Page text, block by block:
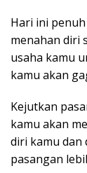
Hari ini
menahan diri
usaha kamu
kamu akan
Kejutkan
kamu akan
diri kamu dan
pasangan